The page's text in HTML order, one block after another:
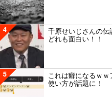
4
千原せいじさんの伝
どれも面白い！！
5
これは癖になるｗ
使い方が話題に！